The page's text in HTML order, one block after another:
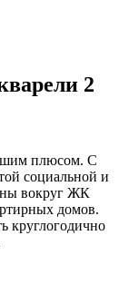
2
плюсом. С
социальной и
вокруг ЖК
домов.
круглогодично